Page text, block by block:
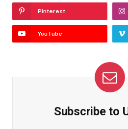
Pinterest
YouTube
Subscribe to